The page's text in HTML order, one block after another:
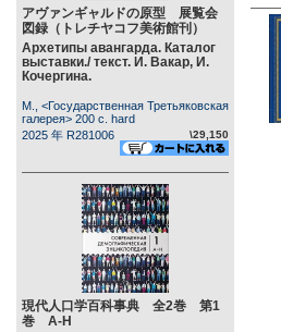
アヴァンギャルドの原型 展覧会
図録（トレチヤコフ美術館刊）
Архетипы авангарда. Каталог
выставки./ текст. И. Вакар, И.
Кочергина.
М., <Государственная Третьяковская
галерея> 200 c. hard
2025 年 R281006
\29,150
現代人口学百科事典 全2巻 第1
巻 А-Н